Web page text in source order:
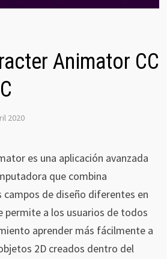
Animator CC
2020
es una aplicación avanzada
que combina
de diseño diferentes en
permite a los usuarios de todos
aprender más fácilmente a
2D creados dentro del